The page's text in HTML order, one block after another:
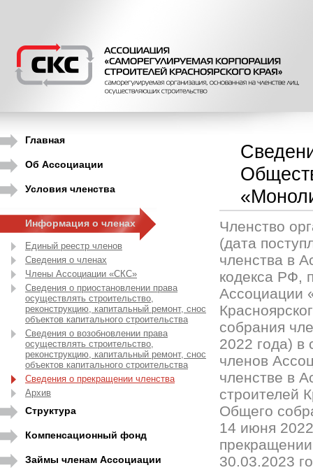
Главная
Об Ассоциации
Условия членства
Информация о членах
Единый реестр членов
Сведения о членах
Члены Ассоциации «СКС»
Сведения о приостановлении права
осуществлять строительство,
реконструкцию, капитальный ремонт, снос
объектов капитального строительства
Сведения о возобновлении права
осуществлять строительство,
реконструкцию, капитальный ремонт, снос
объектов капитального строительства
Сведения о прекращении членства
Архив
Структура
Компенсационный фонд
Займы членам Ассоциации
Членство
(дата
членства в
кодекса РФ,
Ассоциации
собрания
2022 года) в
членов
членстве в
строителей
Общего
14 июня
30.03.2023